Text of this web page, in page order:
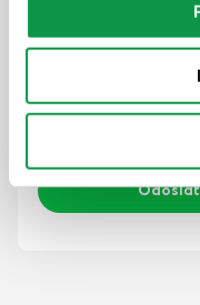
Priložiť súbory
Beriem na vedomie,
spracúvané za
Zásad ochrany
zasielaním